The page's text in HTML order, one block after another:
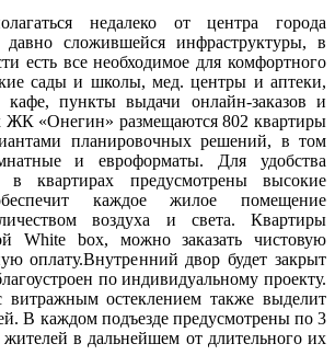
недалеко от центра города
сложившейся инфраструктуры, в
есть все необходимое для комфортного
сады и школы, мед. центры и аптеки,
кафе, пункты выдачи онлайн-заказов и
ЖК «Онегин» размещаются 802 квартиры
планировочных решений, в том
и евроформаты. Для удобства
квартирах предусмотрены высокие
каждое жилое помещение
воздуха и света. Квартиры
White box, можно заказать чистовую
оплату.Внутренний двор будет закрыт
по индивидуальному проекту.
остеклением также выделит
В каждом подъезде предусмотрены по 3
в дальнейшем от длительного их